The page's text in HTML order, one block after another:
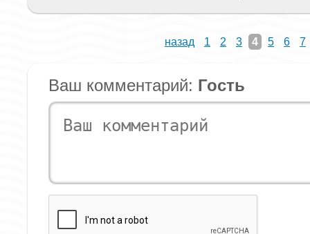
назад 1 2 3 4 5 6 7
Ваш комментарий: Гость